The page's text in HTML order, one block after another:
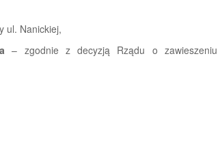
ul. Nanickiej,
– zgodnie z decyzją Rządu o zawieszeniu